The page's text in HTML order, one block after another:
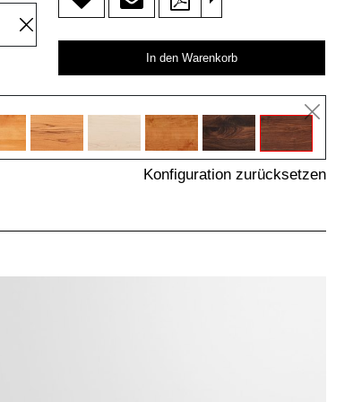
In den Warenkorb
Konfiguration zurücksetzen